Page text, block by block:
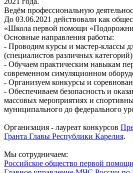
Ведём профессиональную
До 03.06.2021 действовали как
«Школа первой помощи
Основные направления работы:
- Проводим курсы и мастер-классы
(специалистов различных категорий)
- Обучаем практическим навыкам
современном симуляционном
- Организуем конкурсы и
- Обеспечиваем безопасность и
массовых мероприятиях и
муниципального до федерального
Организация - лауреат конкурсов
Гранта Главы Республики Карелия.
Мы сотрудничаем:
Российское общество первой помощи